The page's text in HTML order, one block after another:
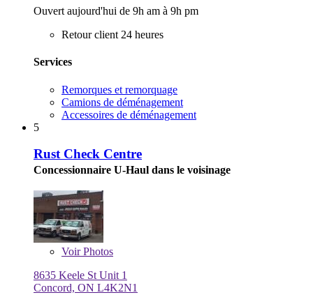
Ouvert aujourd'hui de 9h am à 9h pm
Retour client 24 heures
Services
Remorques et remorquage
Camions de déménagement
Accessoires de déménagement
5
Rust Check Centre
Concessionnaire U-Haul dans le voisinage
VoirPhotos
8635 Keele St Unit 1
Concord, ON L4K2N1